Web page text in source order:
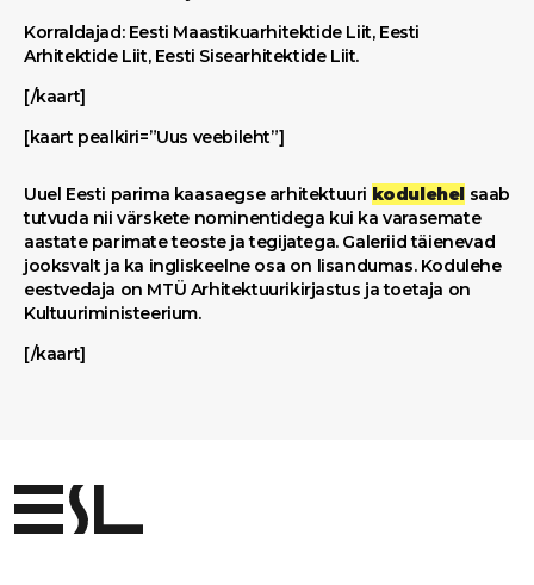
Korraldajad: Eesti Maastikuarhitektide Liit, Eesti
Arhitektide Liit, Eesti Sisearhitektide Liit.
[/kaart]
[kaart pealkiri=”Uus veebileht”]
Uuel Eesti parima kaasaegse arhitektuuri kodulehel saab
tutvuda nii värskete nominentidega kui ka varasemate
aastate parimate teoste ja tegijatega. Galeriid täienevad
jooksvalt ja ka ingliskeelne osa on lisandumas. Kodulehe
eestvedaja on MTÜ Arhitektuurikirjastus ja toetaja on
Kultuuriministeerium.
[/kaart]